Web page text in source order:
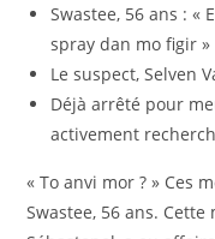
Swastee, 56 ans : «
spray dan mo figir »
Le suspect, Selven
Déjà arrêté pour
activement
« To anvi mor ? » Ces
Swastee, 56 ans.